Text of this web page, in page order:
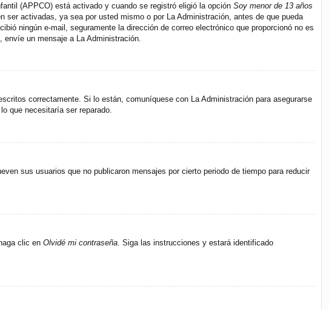
(APPCO) está activado y cuando se registró eligió la opción Soy menor de 13 años
activadas, ya sea por usted mismo o por La Administración, antes de que pueda
ningún e-mail, seguramente la dirección de correo electrónico que proporcionó no es
un mensaje a La Administración.
correctamente. Si lo están, comuníquese con La Administración para asegurarse
que necesitaría ser reparado.
sus usuarios que no publicaron mensajes por cierto periodo de tiempo para reducir
clic en Olvidé mi contraseña. Siga las instrucciones y estará identificado